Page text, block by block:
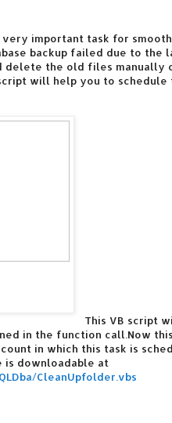
important task for
backup failed due to the
the old files manually
will help you to schedule
This VB script
in the function call.Now
in which this task is
is downloadable at
CleanUpfolder.vbs